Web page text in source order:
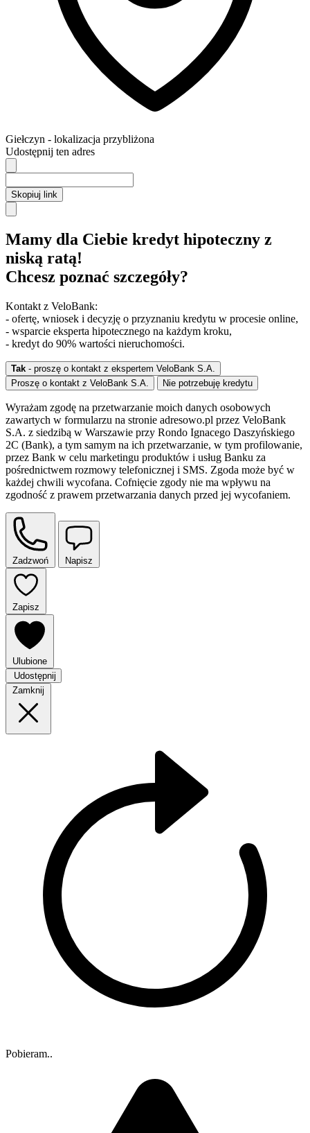
Giełczyn - lokalizacja przybliżona
Udostępnij ten adres
Skopiuj link
Mamy dla Ciebie kredyt hipoteczny z
niską ratą!
Chcesz poznać szczegóły?
Kontakt z VeloBank:
- ofertę, wniosek i decyzję o przyznaniu kredytu w procesie online,
- wsparcie eksperta hipotecznego na każdym kroku,
- kredyt do 90% wartości nieruchomości.
Tak - proszę o kontakt z ekspertem VeloBank S.A.
Proszę o kontakt z VeloBank S.A.
Nie potrzebuję kredytu
Wyrażam zgodę na przetwarzanie moich danych osobowych
zawartych w formularzu na stronie adresowo.pl przez VeloBank
S.A. z siedzibą w Warszawie przy Rondo Ignacego Daszyńskiego
2C (Bank), a tym samym na ich przetwarzanie, w tym profilowanie,
przez Bank w celu marketingu produktów i usług Banku za
pośrednictwem rozmowy telefonicznej i SMS. Zgoda może być w
każdej chwili wycofana. Cofnięcie zgody nie ma wpływu na
zgodność z prawem przetwarzania danych przed jej wycofaniem.
Zadzwoń Napisz
Zapisz
Ulubione
Udostępnij
Zamknij
Pobieram..